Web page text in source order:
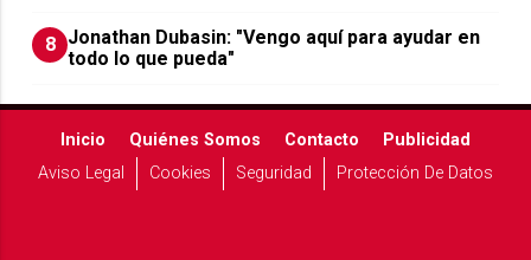
8 Jonathan Dubasin: "Vengo aquí para ayudar en
todo lo que pueda"
Inicio Quiénes Somos Contacto
Publicidad
Aviso Legal
Cookies Seguridad Protección De Datos